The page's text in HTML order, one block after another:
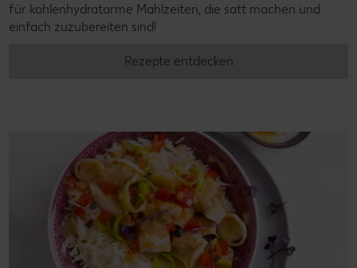
für kohlenhydratarme Mahlzeiten, die satt machen und
einfach zuzubereiten sind!
Rezepte entdecken